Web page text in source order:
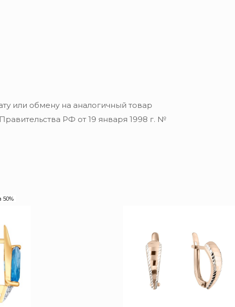
или обмену на аналогичный товар
РФ от 19 января 1998 г. №
50%